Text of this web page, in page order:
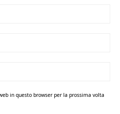
in questo browser per la prossima volta